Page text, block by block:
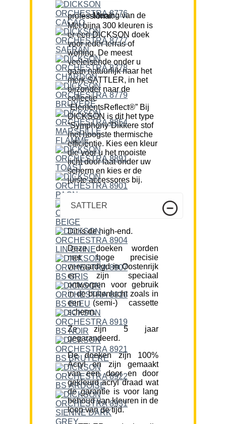
Mening van de professional:
Met bijna 300 kleuren is
er een DICKSON doek
voor ieder terras of
woning. De meest
veeleisende onder u
gaan natuurlijk naar het
merk SATTLER, in het
bijzonder naar de
collectie
“ElementsReflect®” Bij
DICKSON is dit het type
“Symphony”Dikkere stof
met hoogste thermische
efficiëntie. Kies een kleur
die voor u het mooiste
licht door laat onder uw
scherm en kies er de
juiste accessores bij.
SATTLER
Dit is de high-end.
Deze doeken worden
met hoge precisie
vervaardigd in Oostenrijk
en zijn speciaal
ontworpen voor gebruik
in de buitenlucht zoals in
een (semi-) cassette
scherm.
Ze zijn 5 jaar
gegarandeerd.
De doeken zijn 100%
Acryl en zijn gemaakt
van een door en door
gekleurd acryl draad wat
de garantie is voor lang
behoud van kleuren in de
loop van de tijd.